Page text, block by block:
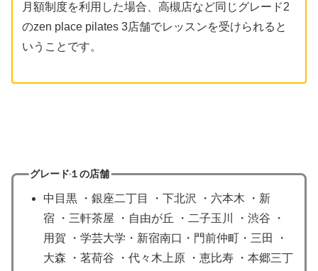
月額制度を利用した場合、高槻店など同じグレード2
のzen place pilates 3店舗でレッスンを受けられると
いうことです。
グレード１の店舗
中目黒 ・銀座二丁目 ・下北沢 ・六本木 ・新
宿 ・三軒茶屋 ・自由が丘 ・二子玉川 ・渋谷 ・
用賀 ・学芸大学・新宿南口・門前仲町・三田 ・
大森 ・茗荷谷 ・代々木上原 ・恵比寿 ・本郷三丁